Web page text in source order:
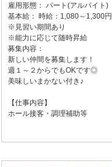
雇用形態： パート(アルバイト)
基本給： 時給：1,080～1,300円
※見習い期間あり
※能力に応じて随時昇給
募集内容：
新しい仲間を募集します！
週１～２からでもOKです◎
美味しいまかない付き♪
【仕事内容】
ホール接客・調理補助等